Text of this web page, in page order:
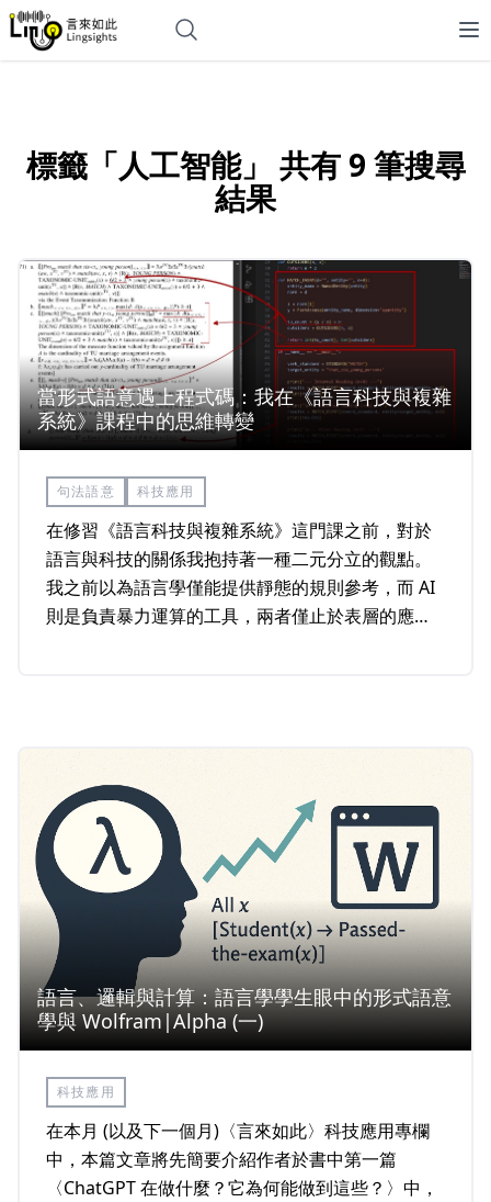
標籤「人工智能」 共有 9 筆搜尋
結果
當形式語意遇上程式碼：我在《語言科技與複雜
系統》課程中的思維轉變
句法語意 科技應用
在修習《語言科技與複雜系統》這門課之前，對於
語言與科技的關係我抱持著一種二元分立的觀點。
我之前以為語言學僅能提供靜態的規則參考，而 AI
則是負責暴力運算的工具，兩者僅止於表層的應用
語言、邏輯與計算：語言學學生眼中的形式語意
學與 Wolfram|Alpha (一)
科技應用
在本月 (以及下一個月)〈言來如此〉科技應用專欄
中，本篇文章將先簡要介紹作者於書中第一篇
〈ChatGPT 在做什麼？它為何能做到這些？〉中，